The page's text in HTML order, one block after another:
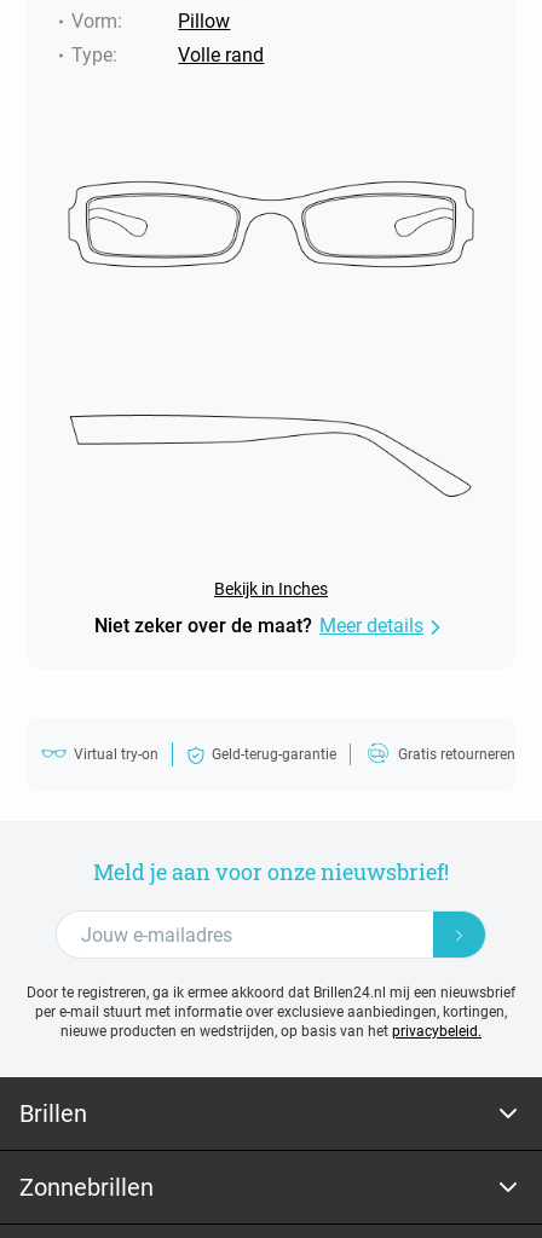
Vorm:
Pillow
Type: Volle rand
Bekijk in Inches
Niet zeker over de maat? Meer details
Virtual try-on Geld-terug-garantie Gratis retourneren
Meld je aan voor onze nieuwsbrief!
Door te registreren, ga ik ermee akkoord dat Brillen24.nl mij een nieuwsbrief
per e-mail stuurt met informatie over exclusieve aanbiedingen, kortingen,
nieuwe producten en wedstrijden, op basis van het privacybeleid.
Brillen
Zonnebrillen